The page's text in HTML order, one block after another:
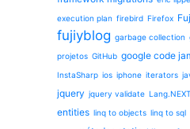
execution plan firebird Firefox
fujiyblog garbage collection
projetos GitHub google code
InstaSharp ios iphone iterators
jquery jquery validate Lang.NEXT
entities linq to objects linq to sql